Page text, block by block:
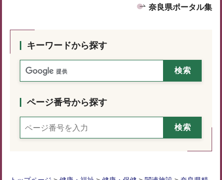
奈良県ポータル集
キーワードから探す
ページ番号から探す